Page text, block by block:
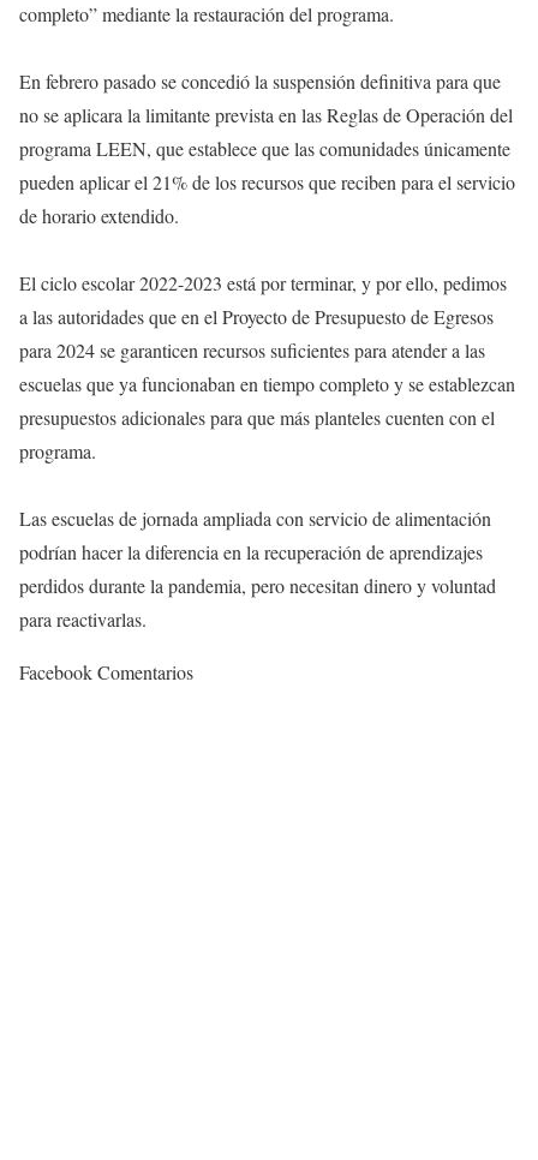
completo” mediante la restauración del programa.
En febrero pasado se concedió la suspensión definitiva para que
no se aplicara la limitante prevista en las Reglas de Operación del
programa LEEN, que establece que las comunidades únicamente
pueden aplicar el 21% de los recursos que reciben para el servicio
de horario extendido.
El ciclo escolar 2022-2023 está por terminar, y por ello, pedimos
a las autoridades que en el Proyecto de Presupuesto de Egresos
para 2024 se garanticen recursos suficientes para atender a las
escuelas que ya funcionaban en tiempo completo y se establezcan
presupuestos adicionales para que más planteles cuenten con el
programa.
Las escuelas de jornada ampliada con servicio de alimentación
podrían hacer la diferencia en la recuperación de aprendizajes
perdidos durante la pandemia, pero necesitan dinero y voluntad
para reactivarlas.
Facebook Comentarios